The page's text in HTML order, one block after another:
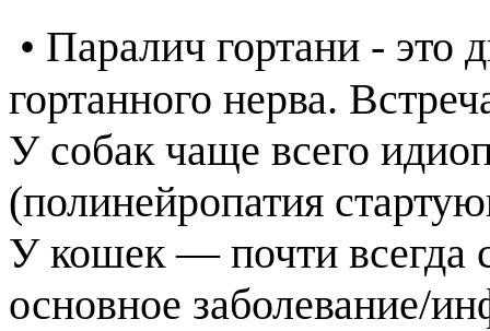
• Паралич гортани - это
гортанного нерва.
У собак чаще всего
(полинейропатия
У кошек — почти всегда
основное заболевание/